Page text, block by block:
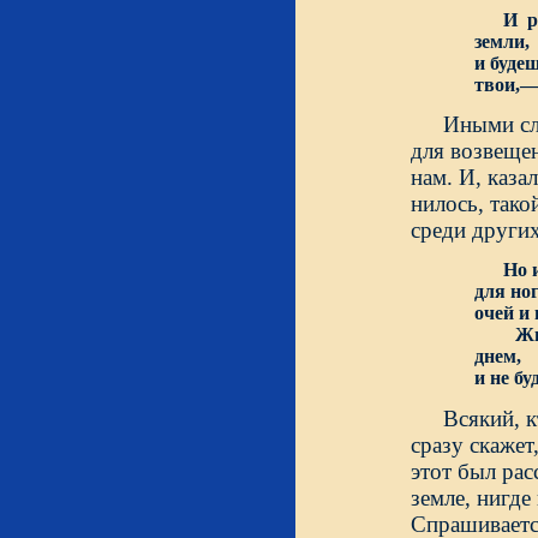
И
земли,
и
Иными
для
нам. И,
нилось,
среди
Но
для
очей и
днем,
и не
Всякий,
сразу
этот был
земле,